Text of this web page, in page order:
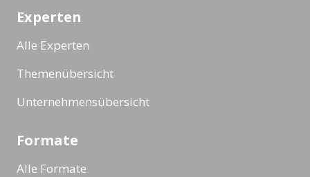
Experten
Alle Experten
Themenübersicht
Unternehmensübersicht
Formate
Alle Formate